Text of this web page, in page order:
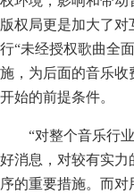
版权局更是加大了对
行“未经授权歌曲全
施，为后面的音乐收
开始的前提条件。
“对整个音乐行
好消息，对较有实力
序的重要措施。而